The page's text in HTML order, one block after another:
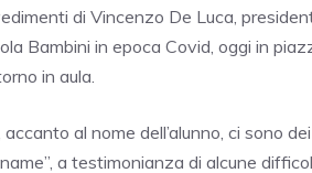
di Vincenzo De Luca,
Bambini in epoca Covid, oggi in
in aula.
al nome dell’alunno, ci sono
a testimonianza di alcune